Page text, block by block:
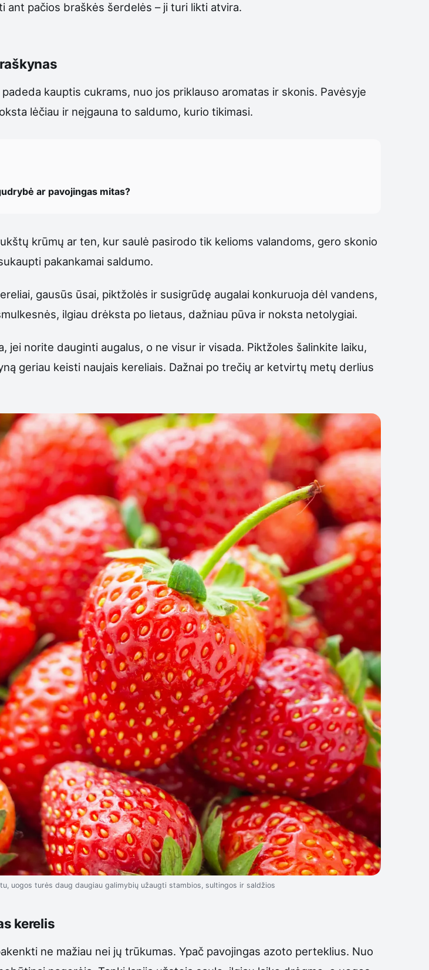
pačios braškės šerdelės – ji turi likti atvira.
kauptis cukrams, nuo jos priklauso aromatas ir skonis. Pavėsyje
lėčiau ir neįgauna to saldumo, kurio tikimasi.
ar pavojingas mitas?
krūmų ar ten, kur saulė pasirodo tik kelioms valandoms, gero skonio
pakankamai saldumo.
gausūs ūsai, piktžolės ir susigrūdę augalai konkuruoja dėl vandens,
ilgiau drėksta po lietaus, dažniau pūva ir noksta netolygiai.
norite dauginti augalus, o ne visur ir visada. Piktžoles šalinkite laiku,
geriau keisti naujais kereliais. Dažnai po trečių ar ketvirtų metų derlius
uogos turės daug daugiau galimybių užaugti stambios, sultingos ir saldžios
kerelis
ne mažiau nei jų trūkumas. Ypač pavojingas azoto perteklius. Nuo